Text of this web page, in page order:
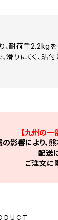
耐荷重2.2kgを
滑りにくく、貼
【九州の
影響により、
配送
ご注文に